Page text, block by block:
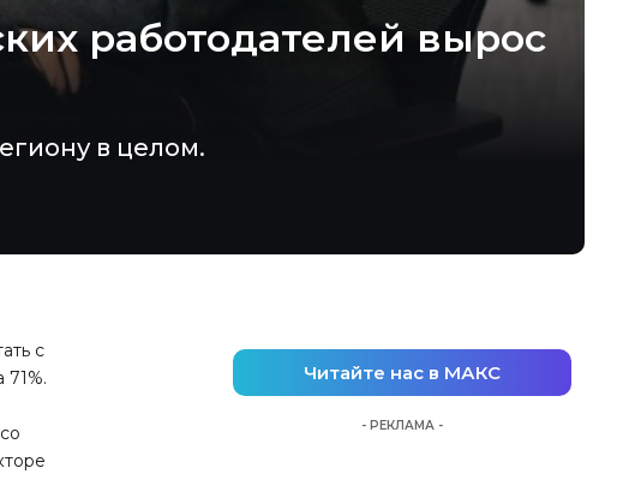
работодателей вырос
в целом.
с
71%.
Читайте нас в МАКС
- РЕКЛАМА -